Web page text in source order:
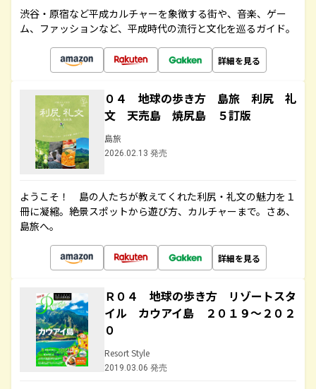
渋谷・原宿など平成カルチャーを象徴する街や、音楽、ゲー
ム、ファッションなど、平成時代の流行と文化を巡るガイド。
詳細を見る
０４ 地球の歩き方 島旅 利尻 礼
文 天売島 焼尻島 ５訂版
島旅
2026.02.13 発売
ようこそ！ 島の人たちが教えてくれた利尻・礼文の魅力を１
冊に凝縮。絶景スポットから遊び方、カルチャーまで。さあ、
島旅へ。
詳細を見る
Ｒ０４ 地球の歩き方 リゾートスタ
イル カウアイ島 ２０１９～２０２
０
Resort Style
2019.03.06 発売